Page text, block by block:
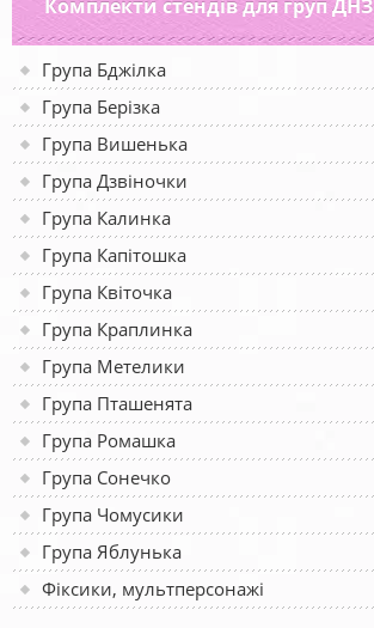
Комплекти стендів для груп ДНЗ
Група Бджілка
Група Берізка
Група Вишенька
Група Дзвіночки
Група Калинка
Група Капітошка
Група Квіточка
Група Краплинка
Група Метелики
Група Пташенята
Група Ромашка
Група Сонечко
Група Чомусики
Група Яблунька
Фіксики, мультперсонажі